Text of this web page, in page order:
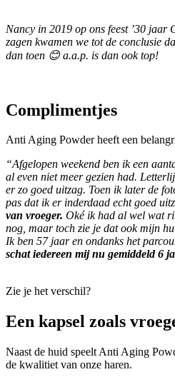
Nancy in 2019 op ons feest ’30 jaar
zagen kwamen we tot de conclusie
dan toen 😊 a.a.p. is dan ook top!
Complimentjes
Anti Aging Powder heeft een
“Afgelopen weekend ben ik een
al even niet meer gezien had.
er zo goed uitzag. Toen ik later de
pas dat ik er inderdaad echt goed
van vroeger. Oké ik had al wel wat
nog, maar toch zie je dat ook mijn
Ik ben 57 jaar en ondanks het
schat iedereen mij nu gemiddeld 6
Zie je het verschil?
Een kapsel zoals
Naast de huid speelt Anti Aging
de kwalitiet van onze haren.